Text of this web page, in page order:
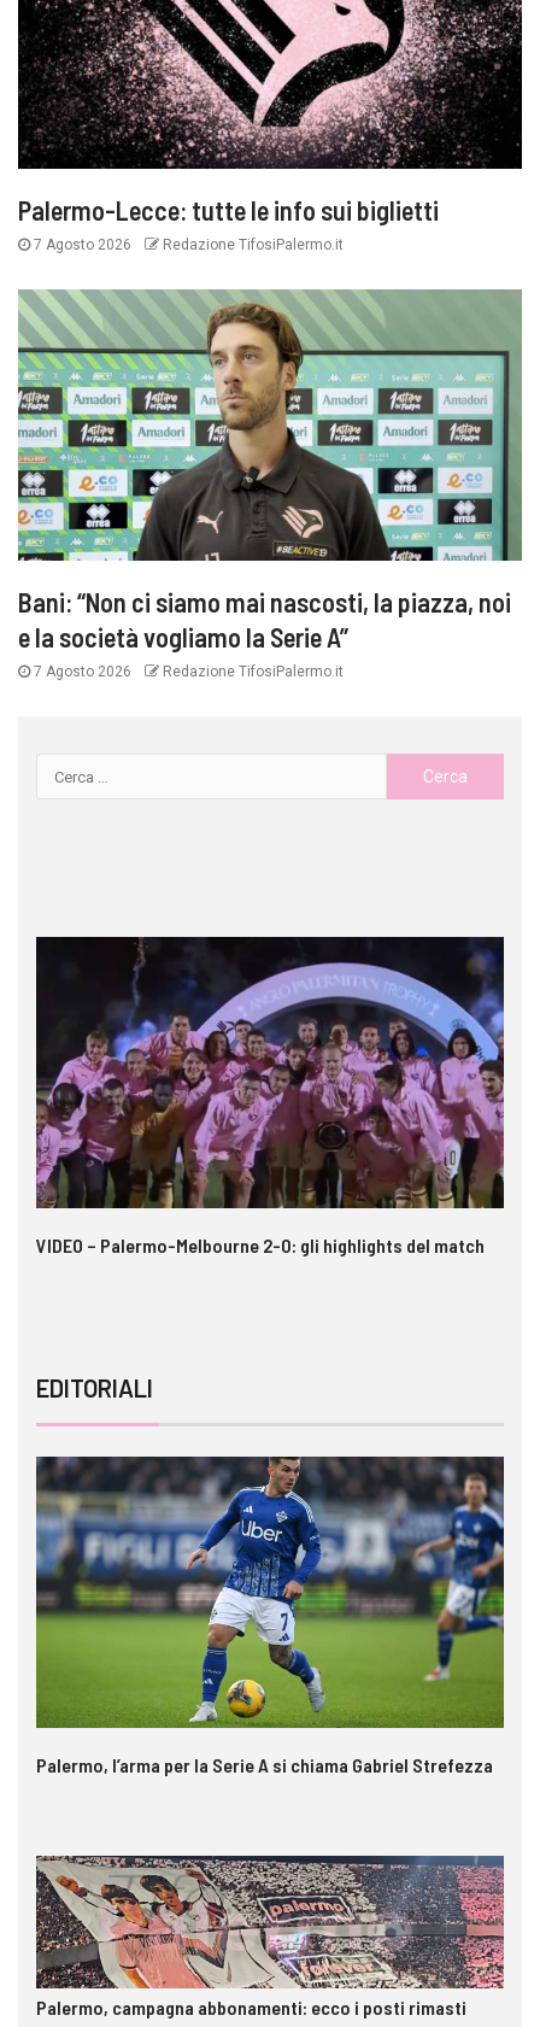
Palermo-Lecce: tutte le info sui biglietti
7 Agosto 2026 Redazione TifosiPalermo.it
Bani: “Non ci siamo mai nascosti, la piazza, noi
e la società vogliamo la Serie A”
7 Agosto 2026 Redazione TifosiPalermo.it
VIDEO – Palermo-Melbourne 2-0: gli highlights del match
EDITORIALI
Palermo, l’arma per la Serie A si chiama Gabriel Strefezza
Palermo, campagna abbonamenti: ecco i posti rimasti